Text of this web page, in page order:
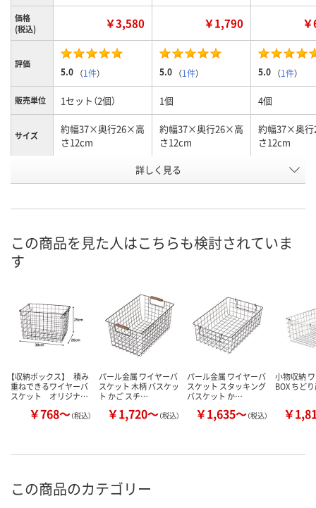
価格
(税込)
￥3,580 ￥1,790
評価
5.0 （1件） 5.0 （1件） 5.0 （1件）
販売単位 1セット（2個） 1個 4個
サイズ
約幅37×奥行26×高
さ12cm
約幅37×奥行26×高
さ12cm
約幅37×奥
さ12cm
WR52430 JA58910
お届け日 8月9日（日） 8月9日（日）
ついてご連絡
カゴへ
数量
カゴへ カ
詳しく見る
この商品を見た人はこちらも検討されていま
す
【収納ボックス】 積み
重ねできるワイヤーバ
スケット オリジナ…
￥768～（税込）
パール金属 ワイヤーバ
スケット 木柄 バスケッ
ト かご スチ…
￥1,720～（税込）
パール金属 ワイヤーバ
スケット スタッキング
バスケット か…
￥1,635～（税込）
小物収納
BOX ちど
￥
この商品のカテゴリー